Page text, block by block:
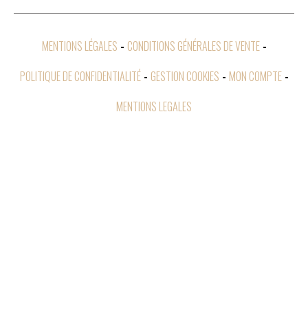
MENTIONS LÉGALES
CONDITIONS GÉNÉRALES DE VENTE
POLITIQUE DE CONFIDENTIALITÉ
GESTION COOKIES
MON COMPTE
MENTIONS LEGALES